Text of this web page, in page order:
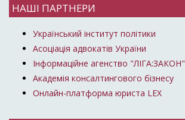
НАШІ ПАРТНЕРИ
Український інститут політики
Асоціація адвокатів України
Інформаційне агенство "ЛІГА:ЗАКОН"
Академія консалтингового бізнесу
Онлайн-платформа юриста LEX